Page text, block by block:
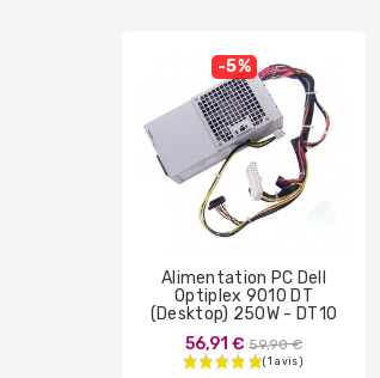
-5%
Alimentation PC Dell
Optiplex 9010 DT
(Desktop) 250W - DT10
56,91 € Prix
de
59,90 €